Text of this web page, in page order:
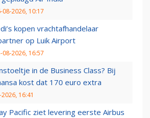
08-2026, 10:17
kopen vrachtafhandelaar
op Luik Airport
08-2026, 16:57
in de Business Class? Bij
kost dat 170 euro extra
16:41
Pacific ziet levering eerste Airbus